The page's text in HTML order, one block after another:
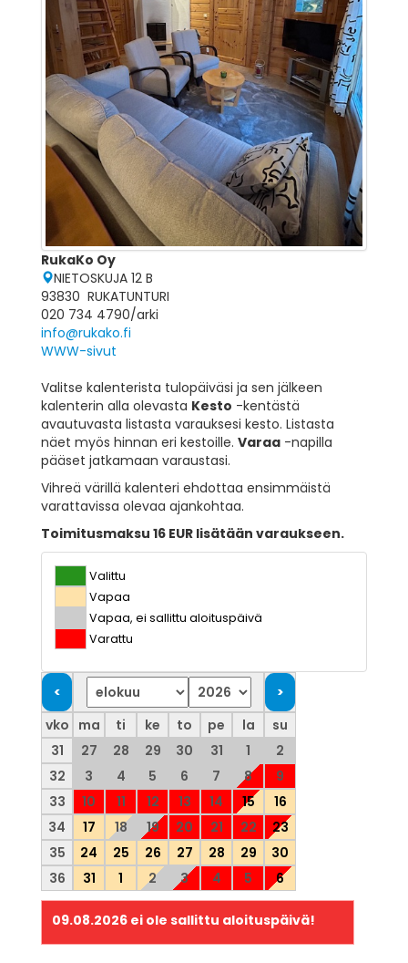
RukaKo Oy
NIETOSKUJA 12 B
93830 RUKATUNTURI
020 734 4790/arki
info@rukako.fi
WWW-sivut
Valitse kalenterista tulopäiväsi ja sen jälkeen
kalenterin alla olevasta Kesto -kentästä
avautuvasta listasta varauksesi kesto. Listasta
näet myös hinnan eri kestoille. Varaa -napilla
pääset jatkamaan varaustasi.
Vihreä värillä kalenteri ehdottaa ensimmäistä
varattavissa olevaa ajankohtaa.
Toimitusmaksu 16 EUR lisätään varaukseen.
Valittu
Vapaa
Vapaa, ei sallittu aloituspäivä
Varattu
vko ma ti ke to pe la
su
31
27 28 29 30 31 1
2
32
3 4 5 6 7 8
9
33
10 11 12 13 14 15
16
34
17 18 19 20 21 22
23
35
24 25 26 27 28 29
30
36
31 1 2 3 4 5 6
09.08.2026 ei ole sallittu aloituspäivä!